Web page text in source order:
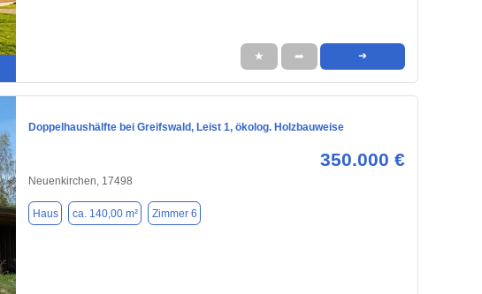
★ ➦ ➜
Doppelhaushälfte bei Greifswald, Leist 1, ökolog. Holzbauweise
350.000 €
Neuenkirchen, 17498
Haus ca. 140,00 m² Zimmer 6